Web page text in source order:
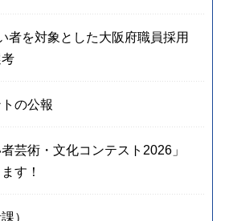
者を対象とした大阪府職員採用
の公報
芸術・文化コンテスト2026」
す！
）